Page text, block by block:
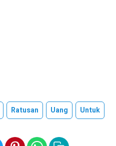
Ratusan Uang Untuk